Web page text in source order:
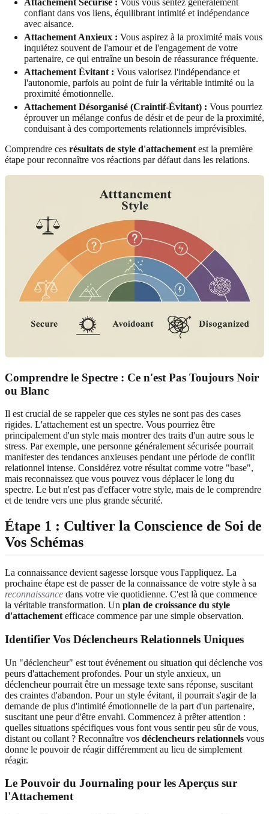
Attachement Sécurisé : Vous vous sentez généralement
confiant dans vos liens, équilibrant intimité et indépendance
avec aisance.
Attachement Anxieux : Vous aspirez à la proximité mais vous
inquiétez souvent de l'amour et de l'engagement de votre
partenaire, ce qui entraîne un besoin de réassurance fréquente.
Attachement Évitant : Vous valorisez l'indépendance et
l'autonomie, parfois au point de fuir la véritable intimité ou la
proximité émotionnelle.
Attachement Désorganisé (Craintif-Évitant) : Vous pourriez
éprouver un mélange confus de désir et de peur de la proximité,
conduisant à des comportements relationnels imprévisibles.
Comprendre ces résultats de style d'attachementest la première
étape pour reconnaître vos réactions par défaut dans les relations.
Comprendre le Spectre : Ce n'est Pas Toujours Noir
ou Blanc
Il est crucial de se rappeler que ces styles ne sont pas des cases
rigides. L'attachement est un spectre. Vous pourriez être
principalement d'un style mais montrer des traits d'un autre sous le
stress. Par exemple, une personne généralement sécurisée pourrait
manifester des tendances anxieuses pendant une période de conflit
relationnel intense. Considérez votre résultat comme votre "base",
mais reconnaissez que vous pouvez vous déplacer le long du
spectre. Le but n'est pas d'effacer votre style, mais de le comprendre
et de tendre vers une plus grande sécurité.
Étape 1 : Cultiver la Conscience de Soi de
Vos Schémas
La connaissance devient sagesse lorsque vous l'appliquez. La
prochaine étape est de passer de la connaissance de votre style à sa
reconnaissance dans votre vie quotidienne. C'est là que commence
la véritable transformation. Un plan de croissance du style
d'attachement efficace commence par une simple observation.
Identifier Vos Déclencheurs Relationnels Uniques
Un "déclencheur" est tout événement ou situation qui déclenche vos
peurs d'attachement profondes. Pour un style anxieux, un
déclencheur pourrait être un message texte sans réponse, suscitant
des craintes d'abandon. Pour un style évitant, il pourrait s'agir de la
demande de plus d'intimité émotionnelle de la part d'un partenaire,
suscitant une peur d'être envahi. Commencez à prêter attention :
quelles situations spécifiques vous font vous sentir peu sûr de vous,
distant ou collant ? Reconnaître vos déclencheurs relationnels vous
donne le pouvoir de réagir différemment au lieu de simplement
réagir.
Le Pouvoir du Journaling pour les Aperçus sur
l'Attachement